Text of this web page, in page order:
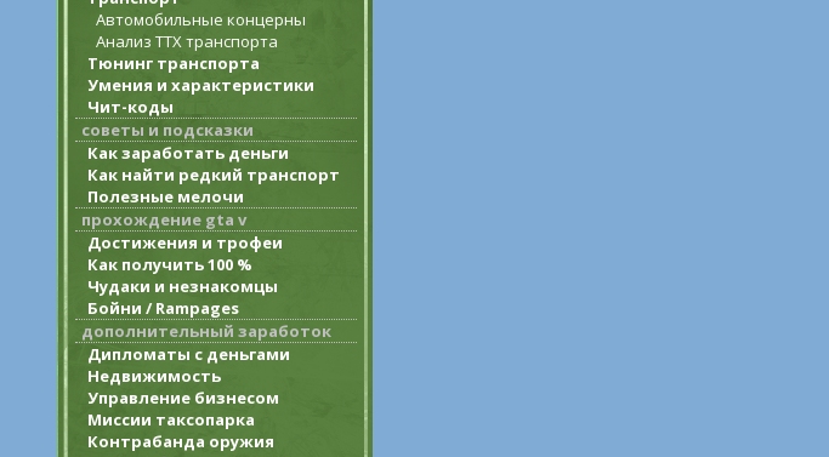
Автомобильные концерны
Анализ ТТХ транспорта
Тюнинг транспорта
Умения и характеристики
Чит-коды
советы и подсказки
Как заработать деньги
Как найти редкий транспорт
Полезные мелочи
прохождение gta v
Достижения и трофеи
Как получить 100 %
Чудаки и незнакомцы
Бойни / Rampages
дополнительный заработок
Дипломаты с деньгами
Недвижимость
Управление бизнесом
Миссии таксопарка
Контрабанда оружия